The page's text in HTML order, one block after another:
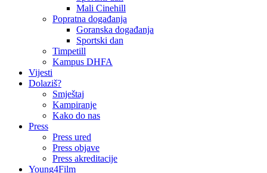
Mali Cinehill
Popratna događanja
Goranska događanja
Sportski dan
Timpetill
Kampus DHFA
Vijesti
Dolaziš?
Smještaj
Kampiranje
Kako do nas
Press
Press ured
Press objave
Press akreditacije
Young4Film